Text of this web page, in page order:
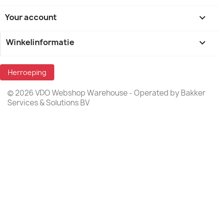
Your account 
Winkelinformatie keyboard_arrow_down
Herroeping
© 2026 VDO Webshop Warehouse - Operated by Bakker
Services & Solutions BV